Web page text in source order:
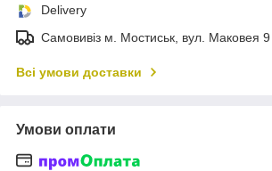
Delivery
Самовивіз м. Мостиськ, вул. Маковея 9
Всі умови доставки
Умови оплати